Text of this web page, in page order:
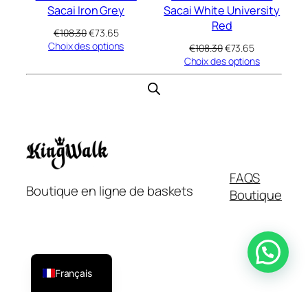
Sacai Iron Grey
€108.30Le
prix
était :
€73.65Le
prix
est :
€73.65.
Choix des options
Sacai White University
Red
€108.30Le
prix
initial
€73.65Le
prix
actuel
Choix des options
Boutique en ligne de baskets
FAQS
Boutique
Français